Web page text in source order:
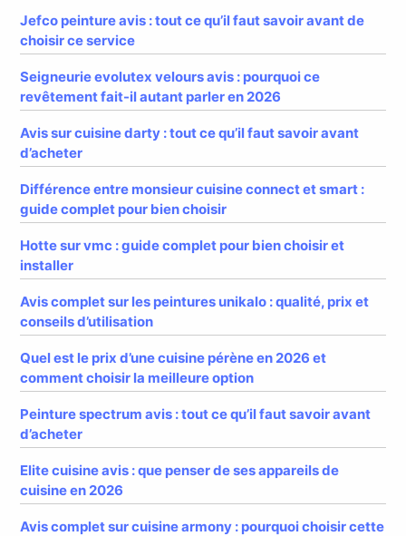
Jefco peinture avis : tout ce qu’il faut savoir avant de
choisir ce service
Seigneurie evolutex velours avis : pourquoi ce
revêtement fait-il autant parler en 2026
Avis sur cuisine darty : tout ce qu’il faut savoir avant
d’acheter
Différence entre monsieur cuisine connect et smart :
guide complet pour bien choisir
Hotte sur vmc : guide complet pour bien choisir et
installer
Avis complet sur les peintures unikalo : qualité, prix et
conseils d’utilisation
Quel est le prix d’une cuisine pérène en 2026 et
comment choisir la meilleure option
Peinture spectrum avis : tout ce qu’il faut savoir avant
d’acheter
Elite cuisine avis : que penser de ses appareils de
cuisine en 2026
Avis complet sur cuisine armony : pourquoi choisir cette